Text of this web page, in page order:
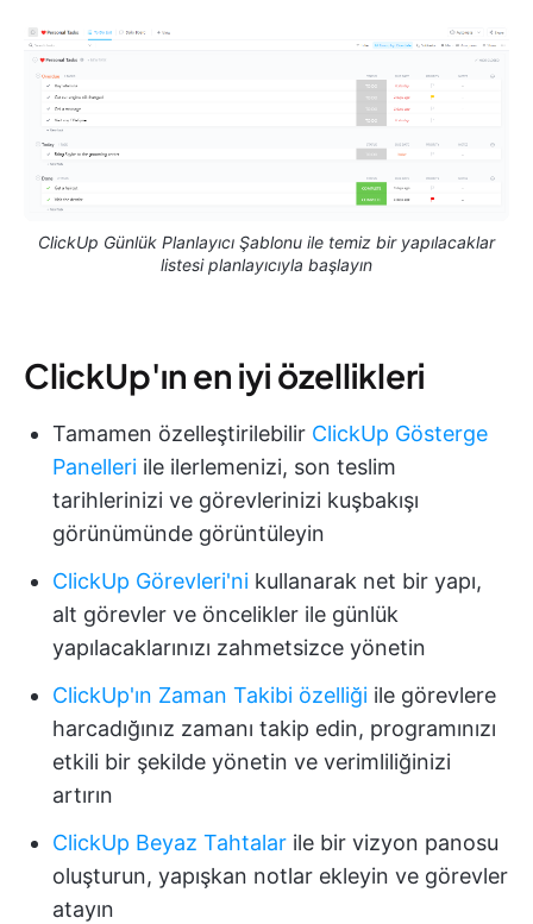
ClickUp Günlük Planlayıcı Şablonu ile temiz bir yapılacaklar
listesi planlayıcıyla başlayın
ClickUp'ın en iyi özellikleri
Tamamen özelleştirilebilir ClickUp Gösterge
Panelleri ile ilerlemenizi, son teslim
tarihlerinizi ve görevlerinizi kuşbakışı
görünümünde görüntüleyin
ClickUp Görevleri'ni kullanarak net bir yapı,
alt görevler ve öncelikler ile günlük
yapılacaklarınızı zahmetsizce yönetin
ClickUp'ın Zaman Takibi özelliği ile görevlere
harcadığınız zamanı takip edin, programınızı
etkili bir şekilde yönetin ve verimliliğinizi
artırın
ClickUp Beyaz Tahtalar ile bir vizyon panosu
oluşturun, yapışkan notlar ekleyin ve görevler
atayın